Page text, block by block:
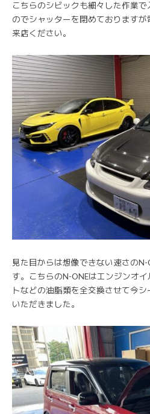
こちらのシビックも細々した作業
のでシャッターを閉めております
来店ください。
見た目からは想像できない速さの
す。こちらのN-ONEはエンジンオ
トなどの油脂類を全交換させて今
いただきました。